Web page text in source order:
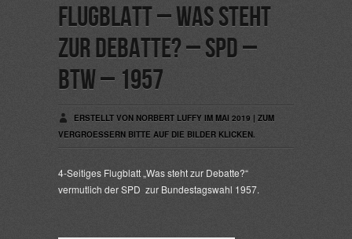
Flugblatt – Was steht
zur Debatte? – SPD –
BTW – 1957
ERSTELLT VON NORBERT LUFFY IM MAI 2019 | ZUM
VERGROESSERN BITTE AUF DIE BILDER KLICKEN.
4-Seitiges Flugblatt „Was steht zur Debatte?“
vermutlich der SPD zur Bundestagswahl 1957.